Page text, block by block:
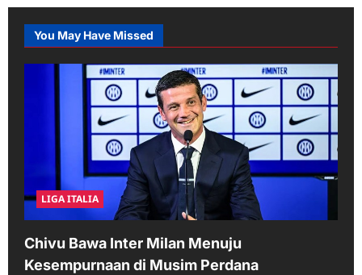
You May Have Missed
LIGA ITALIA
Chivu Bawa Inter Milan Menuju
Kesempurnaan di Musim Perdana